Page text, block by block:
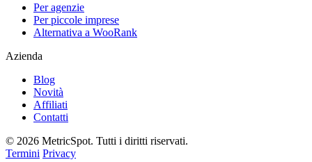
Per agenzie
Per piccole imprese
Alternativa a WooRank
Azienda
Blog
Novità
Affiliati
Contatti
© 2026 MetricSpot. Tutti i diritti riservati.
Termini Privacy